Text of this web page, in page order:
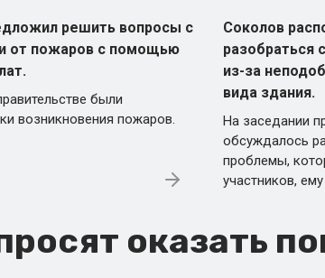
решить вопросы с
от пожаров с помощью
были
возникновения пожаров.
Соколов
разобраться
из-за
вида здания.
На заседании
обсуждалось
проблемы,
участников,
оказать